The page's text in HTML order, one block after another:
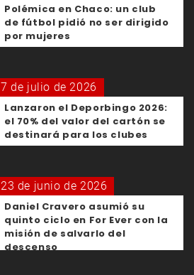
Polémica en Chaco: un club
de fútbol pidió no ser dirigido
por mujeres
7 de julio de 2026
Lanzaron el Deporbingo 2026:
el 70% del valor del cartón se
destinará para los clubes
23 de junio de 2026
Daniel Cravero asumió su
quinto ciclo en For Ever con la
misión de salvarlo del
descenso